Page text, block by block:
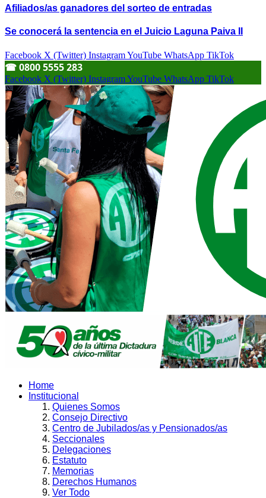
Afiliados/as ganadores del sorteo de entradas
Se conocerá la sentencia en el Juicio Laguna Paiva II
Facebook X (Twitter) InstagramYouTube WhatsApp TikTok
☎︎ 0800 5555 283
Facebook X (Twitter) InstagramYouTube WhatsApp TikTok
Home
Institucional
Quienes Somos
Consejo Directivo
Centro de Jubilados/as y Pensionados/as
Seccionales
Delegaciones
Estatuto
Memorias
Derechos Humanos
Ver Todo